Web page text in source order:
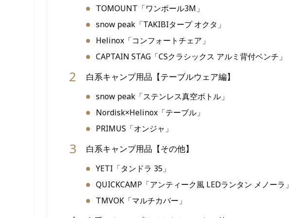
TOMOUNT「ワンポール3M」
snow peak「TAKIBIタープ オクタ」
Helinox「コンフォートチェア」
CAPTAIN STAG「CSクラシックス アルミ背付ベンチ」
白系キャンプ用品【テーブルウェア編】
snow peak「ステンレス真空ボトル」
Nordisk×Helinox「テーブル」
PRIMUS「オンジャ」
白系キャンプ用品【その他】
YETI「タンドラ 35」
QUICKCAMP「アンティーク風 LEDランタン メノーラ」
TMVOK「マルチカバー」